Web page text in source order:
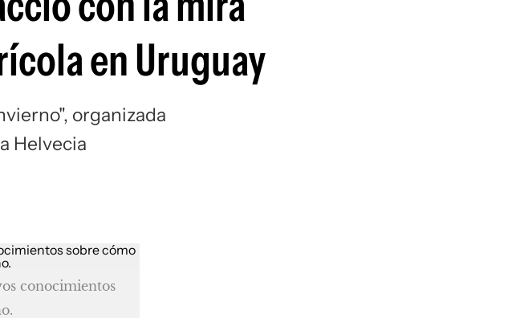
en Uruguay
organizada
Helvecia
conocimientos